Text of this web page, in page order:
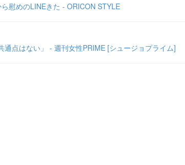
慰めのLINEきた - ORICON STYLE
点はない」 - 週刊女性PRIME [シュージョプライム]